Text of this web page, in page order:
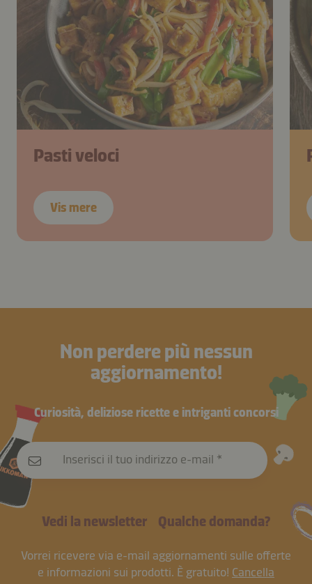
Pasti veloci
Vis mere
Non perdere più nessun
aggiornamento!
Curiosità, deliziose ricette e intriganti concorsi
Inserisci il tuo indirizzo e-mail
Vedi la newsletter Qualche domanda?
Vorrei ricevere via e-mail aggiornamenti sulle offerte
e informazioni sui prodotti. È gratuito! Cancella